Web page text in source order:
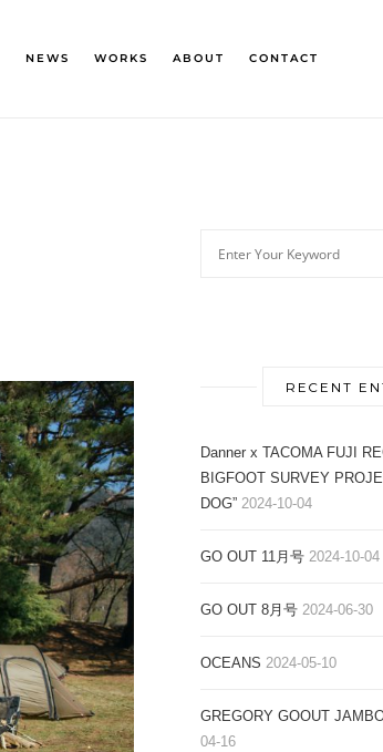
NEWS WORKS ABOUT CONTACT
RECENT
Danner x TACOMA FUJI
BIGFOOT SURVEY
DOG” 2024-10-04
GO OUT 11月号 2024-10-04
GO OUT 8月号 2024-06-30
OCEANS 2024-05-10
GREGORY GOOUT
04-16